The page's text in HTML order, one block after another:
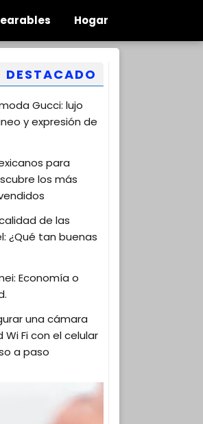
Hogar
DESTACADO
Gucci: lujo
y expresión de
para
los más
de las
¿Qué tan buenas
Economía o
una cámara
Fi con el celular
a paso